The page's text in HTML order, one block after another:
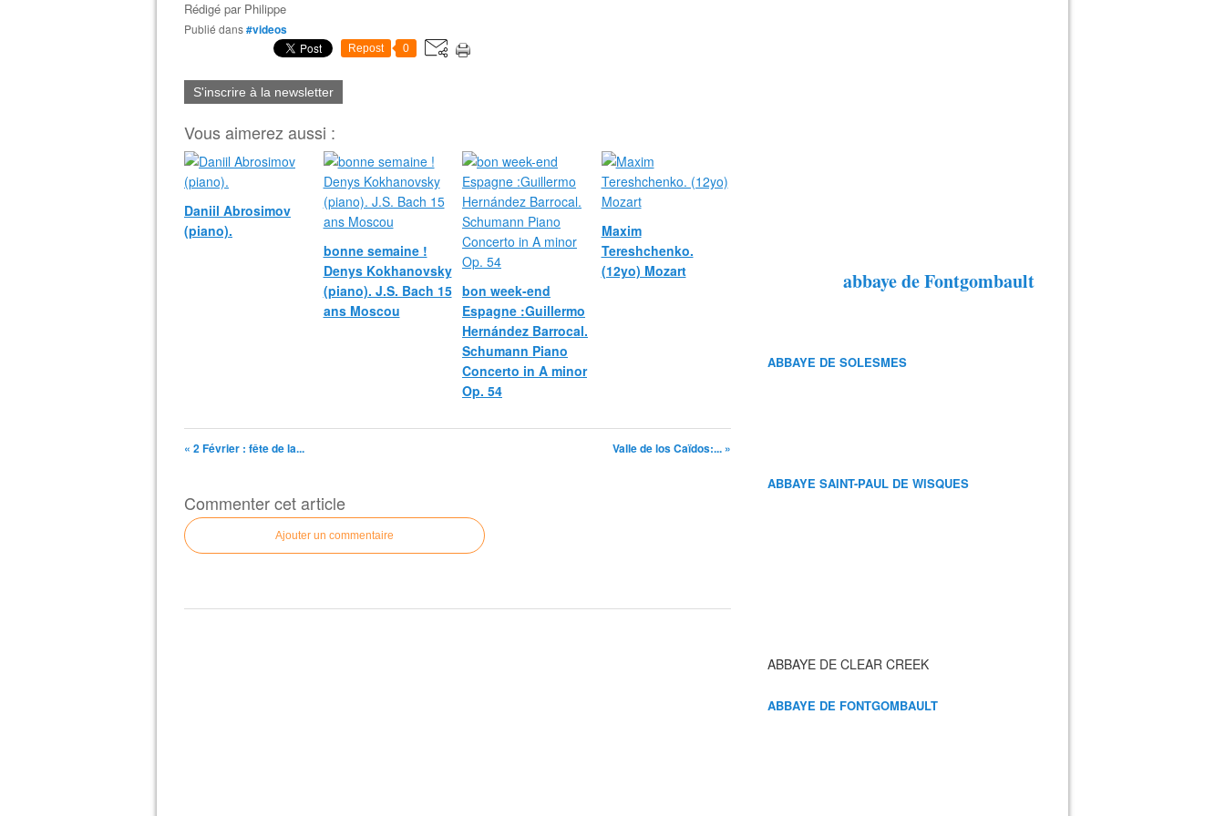
Rédigé par Philippe
Publié dans#videos
Repost 0
S'inscrire à la newsletter
Vous aimerez aussi :
Daniil Abrosimov
(piano).
bonne semaine !
Denys Kokhanovsky
(piano). J.S. Bach 15
ans Moscou
bon week-end
Espagne :Guillermo
Hernández Barrocal.
Schumann Piano
Concerto in A minor
Op. 54
Maxim
Tereshchenko.
(12yo) Mozart
« 2 Février : fête de la... Valle de los Caïdos:... »
Commenter cet article
Ajouter un commentaire
abbaye de Fontgombault
ABBAYE DE SOLESMES
ABBAYE SAINT-PAUL DE WISQUES
ABBAYE DE CLEAR CREEK
ABBAYE DE FONTGOMBAULT